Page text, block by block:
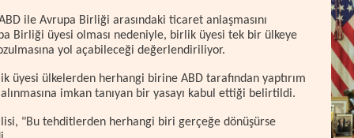
ile Avrupa Birliği arasındaki ticaret anlaşmasını
Birliği üyesi olması nedeniyle, birlik üyesi tek bir ülkeye
yol açabileceği değerlendiriliyor.
üyesi ülkelerden herhangi birine ABD tarafından yaptırım
imkan tanıyan bir yasayı kabul ettiği belirtildi.
"Bu tehditlerden herhangi biri gerçeğe dönüşürse